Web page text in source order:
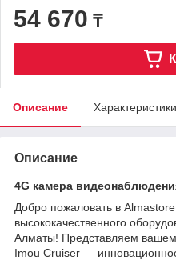
54 670 ₸
Описание Характеристики
Описание
4G камера
Добро пожаловать в
высококачественного
Алматы! Представляем
Imou Cruiser —